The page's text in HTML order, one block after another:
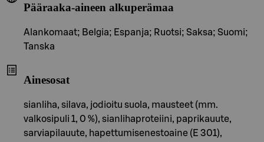
Pääraaka-aineen alkuperämaa
Alankomaat; Belgia; Espanja; Ruotsi; Saksa; Suomi;
Tanska
Ainesosat
sianliha, silava, jodioitu suola, mausteet (mm.
valkosipuli 1, 0 %), sianlihaproteiini, paprikauute,
sarviapilauute, hapettumisenestoaine (E 301),